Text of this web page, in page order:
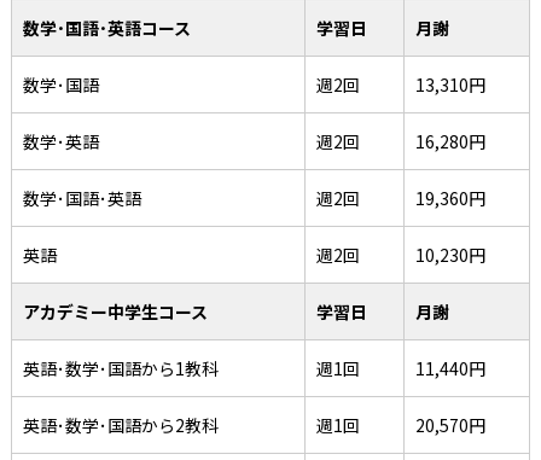
数学･国語･英語コース 学習日 月謝
数学･国語 週2回 13,310円
数学･英語 週2回 16,280円
数学･国語･英語 週2回 19,360円
英語 週2回 10,230円
アカデミー中学生コース 学習日 月謝
英語･数学･国語から1教科 週1回 11,440円
英語･数学･国語から2教科 週1回 20,570円